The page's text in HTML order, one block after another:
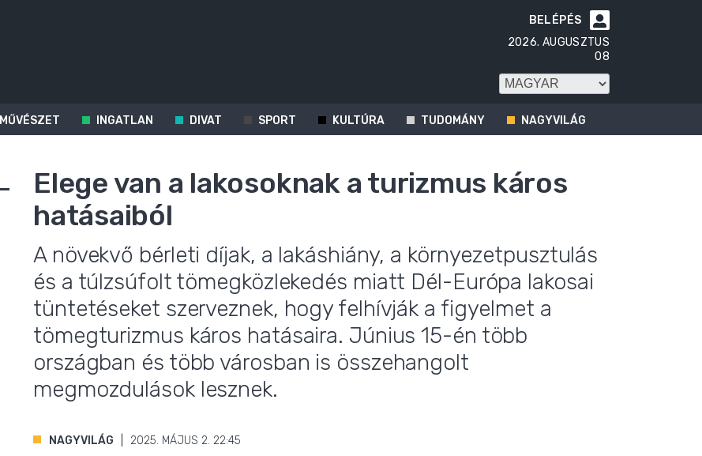

BELÉPÉS
2026. AUGUSZTUS
08
MŰVÉSZET INGATLAN DIVAT SPORT KULTÚRA TUDOMÁNY NAGYVILÁG
Elege van a lakosoknak a turizmus káros
hatásaiból
A növekvő bérleti díjak, a lakáshiány, a környezetpusztulás
és a túlzsúfolt tömegközlekedés miatt Dél-Európa lakosai
tüntetéseket szerveznek, hogy felhívják a figyelmet a
tömegturizmus káros hatásaira. Június 15-én több
országban és több városban is összehangolt
megmozdulások lesznek.
NAGYVILÁG 2025. MÁJUS 2. 22:45